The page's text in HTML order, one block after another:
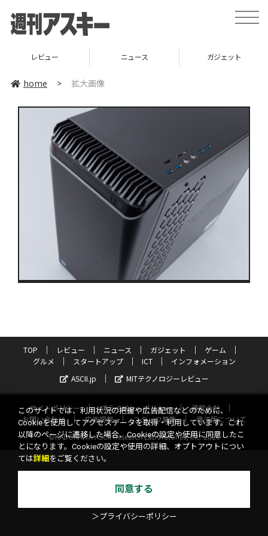
toggle
レビュー ニュース ガジェット
home > 拡大画像
TOP レビュー ニュース ガジェット
ゲーム
グルメ
スタートアップ ICT
インフォメーション
ASCII.jp
MITテクノロジーレビュー
サイトポリシー プライバシーポリシー
運営会社
お問い合わせ
広告掲載 スタッフ募集
電子版について
©KADOKAWA ASCII Research Laboratories, Inc. 2026
このサイトでは、利用状況の把握や広告配信などのために、
Cookieを使用してアクセスデータを取得・利用しています。これ
以降のページに遷移した場合、Cookieの設定や使用に同意したこ
とになります。Cookieの設定や使用の詳細、オプトアウトについ
ては詳細 をご覧ください。
同意する
＞プライバシーポリシー